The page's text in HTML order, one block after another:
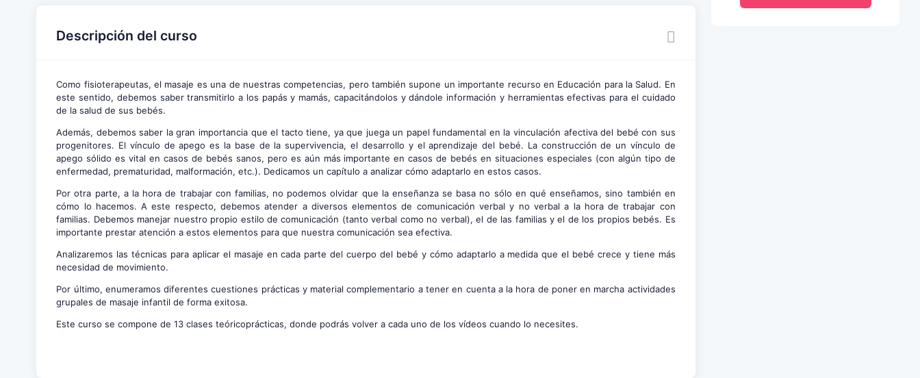
Descripción del curso
Como fisioterapeutas, el masaje es una de nuestras competencias, pero también supone un importante recurso en Educación para la Salud. En
este sentido, debemos saber transmitirlo a los papás y mamás, capacitándolos y dándole información y herramientas efectivas para el cuidado
de la salud de sus bebés.
Además, debemos saber la gran importancia que el tacto tiene, ya que juega un papel fundamental en la vinculación afectiva del bebé con sus
progenitores. El vínculo de apego es la base de la supervivencia, el desarrollo y el aprendizaje del bebé. La construcción de un vínculo de
apego sólido es vital en casos de bebés sanos, pero es aún más importante en casos de bebés en situaciones especiales (con algún tipo de
enfermedad, prematuridad, malformación, etc.). Dedicamos un capítulo a analizar cómo adaptarlo en estos casos.
Por otra parte, a la hora de trabajar con familias, no podemos olvidar que la enseñanza se basa no sólo en qué enseñamos, sino también en
cómo lo hacemos. A este respecto, debemos atender a diversos elementos de comunicación verbal y no verbal a la hora de trabajar con
familias. Debemos manejar nuestro propio estilo de comunicación (tanto verbal como no verbal), el de las familias y el de los propios bebés. Es
importante prestar atención a estos elementos para que nuestra comunicación sea efectiva.
Analizaremos las técnicas para aplicar el masaje en cada parte del cuerpo del bebé y cómo adaptarlo a medida que el bebé crece y tiene más
necesidad de movimiento.
Por último, enumeramos diferentes cuestiones prácticas y material complementario a tener en cuenta a la hora de poner en marcha actividades
grupales de masaje infantil de forma exitosa.
Este curso se compone de 13 clases teóricoprácticas, donde podrás volver a cada uno de los vídeos cuando lo necesites.